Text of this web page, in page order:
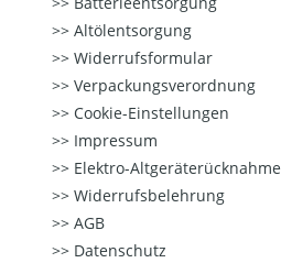
Altölentsorgung
Widerrufsformular
Verpackungsverordnung
Cookie-Einstellungen
Impressum
Elektro-Altgeräterücknahme
Widerrufsbelehrung
AGB
Datenschutz